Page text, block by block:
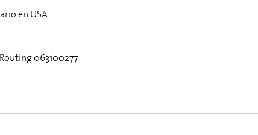
en USA:
063100277